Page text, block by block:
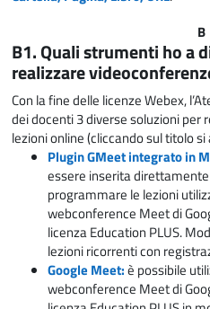
B
B1. Quali strumenti ho a
realizzare
Con la fine delle licenze Webex,
dei docenti 3 diverse soluzioni per
lezioni online (cliccando sul titolo
Plugin GMeet integrato in
essere inserita
programmare le lezioni
webconference Meet di
licenza Education PLUS.
lezioni ricorrenti con
Google Meet:è possibile
webconference Meet di